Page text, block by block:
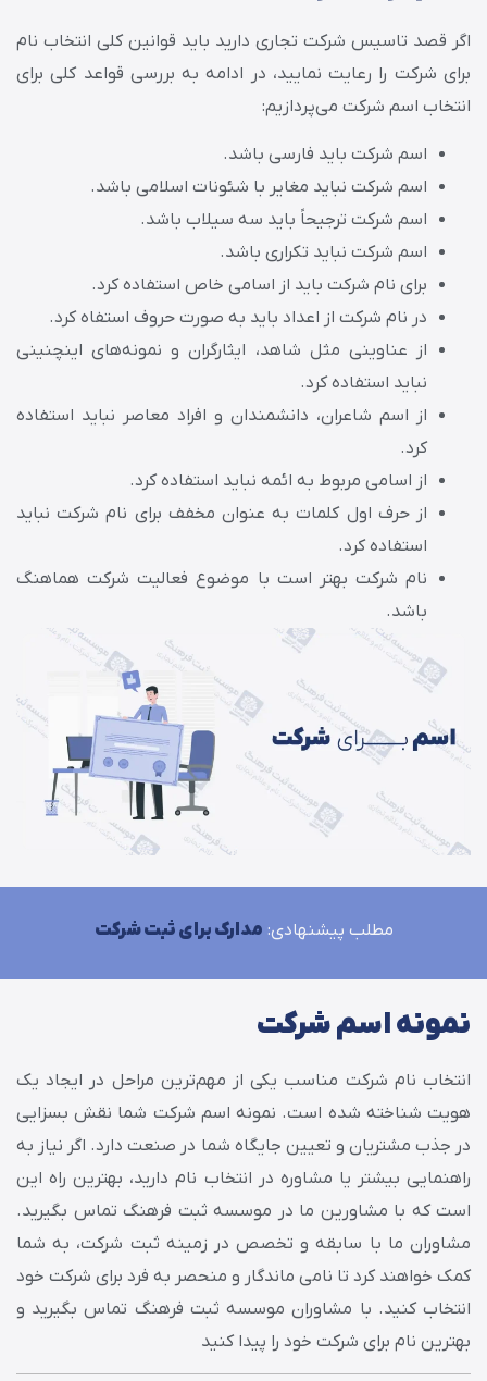
اگر قصد تاسیس شرکت تجاری دارید باید قوانین کلی انتخاب نام
برای شرکت را رعایت نمایید، در ادامه به بررسی قواعد کلی برای
انتخاب اسم شرکت می‌پردازیم:
اسم شرکت باید فارسی باشد.
اسم شرکت نباید مغایر با شئونات اسلامی باشد.
اسم شرکت ترجیحاً باید سه سیلاب باشد.
اسم شرکت نباید تکراری باشد.
برای نام شرکت باید از اسامی خاص استفاده کرد.
در نام شرکت از اعداد باید به صورت حروف استفاه کرد.
از عناوینی مثل شاهد، ایثارگران و نمونه‌های اینچنینی
نباید استفاده کرد.
از اسم شاعران، دانشمندان و افراد معاصر نباید استفاده
کرد.
از اسامی مربوط به ائمه نباید استفاده کرد.
از حرف اول کلمات به عنوان مخفف برای نام شرکت نباید
استفاده کرد.
نام شرکت بهتر است با موضوع فعالیت شرکت هماهنگ
باشد.
مطلب پیشنهادی: مدارک برای ثبت شرکت
نمونه اسم شرکت
انتخاب نام شرکت مناسب یکی از مهم‌ترین مراحل در ایجاد یک
هویت شناخته شده است. نمونه اسم شرکت شما نقش بسزایی
در جذب مشتریان و تعیین جایگاه شما در صنعت دارد. اگر نیاز به
راهنمایی بیشتر یا مشاوره در انتخاب نام دارید، بهترین راه این
است که با مشاورین ما در موسسه ثبت فرهنگ تماس بگیرید.
مشاوران ما با سابقه و تخصص در زمینه ثبت شرکت، به شما
کمک خواهند کرد تا نامی ماندگار و منحصر به فرد برای شرکت خود
انتخاب کنید. با مشاوران موسسه ثبت فرهنگ تماس بگیرید و
بهترین نام برای شرکت خود را پیدا کنید